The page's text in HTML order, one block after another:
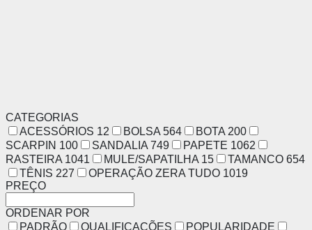
CATEGORIAS
ACESSÓRIOS 12 BOLSA 564 BOTA 200
SCARPIN 100 SANDALIA 749 PAPETE 1062
RASTEIRA 1041 MULE/SAPATILHA 15 TAMANCO 654
TÊNIS 227 OPERAÇÃO ZERA TUDO 1019
PREÇO
ORDENAR POR
PADRÃO
QUALIFICAÇÕES
POPULARIDADE